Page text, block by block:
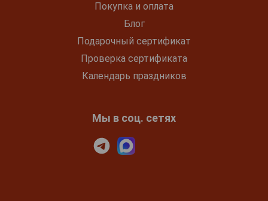
Покупка и оплата
Блог
Подарочный сертификат
Проверка сертификата
Календарь праздников
Мы в соц. сетях